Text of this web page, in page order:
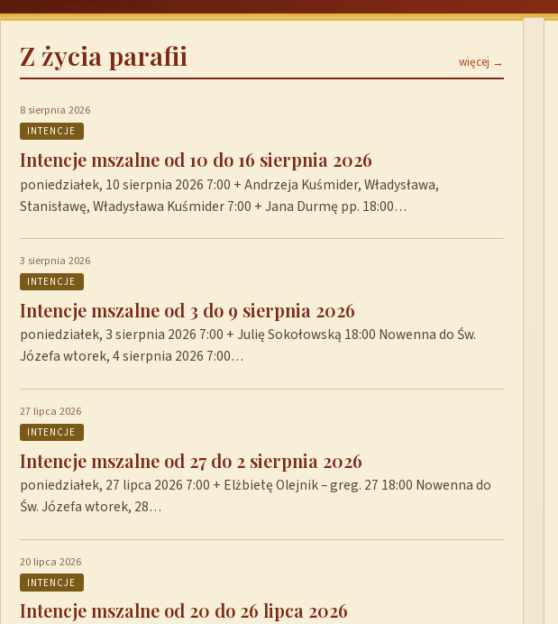
Z życia parafii więcej →
8 sierpnia 2026
INTENCJE
Intencje mszalne od 10 do 16 sierpnia 2026
poniedziałek, 10 sierpnia 2026 7:00 + Andrzeja Kuśmider, Władysława,
Stanisławę, Władysława Kuśmider 7:00 + Jana Durmę pp. 18:00…
3 sierpnia 2026
INTENCJE
Intencje mszalne od 3 do 9 sierpnia 2026
poniedziałek, 3 sierpnia 2026 7:00 + Julię Sokołowską 18:00 Nowenna do Św.
Józefa wtorek, 4 sierpnia 2026 7:00…
27 lipca 2026
INTENCJE
Intencje mszalne od 27 do 2 sierpnia 2026
poniedziałek, 27 lipca 2026 7:00 + Elżbietę Olejnik – greg. 27 18:00 Nowenna do
Św. Józefa wtorek, 28…
20 lipca 2026
INTENCJE
Intencje mszalne od 20 do 26 lipca 2026